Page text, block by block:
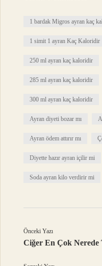
1 bardak Migros ayran kaç
1 simit 1 ayran Kaç Kaloridir
250 ml ayran kaç kaloridir
285 ml ayran kaç kaloridir
300 ml ayran kaç kaloridir
Ayran diyeti bozar mı
Ayran ödem attırır mı
Diyette hazır ayran içilir mi
Soda ayran kilo verdirir mi
Önceki Yazı
Ciğer En Çok